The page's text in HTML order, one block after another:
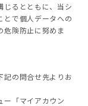
じるとともに、当シ
とで個人データへの
危険防止に努めま
記の問合せ先よりお
ー「マイアカウン